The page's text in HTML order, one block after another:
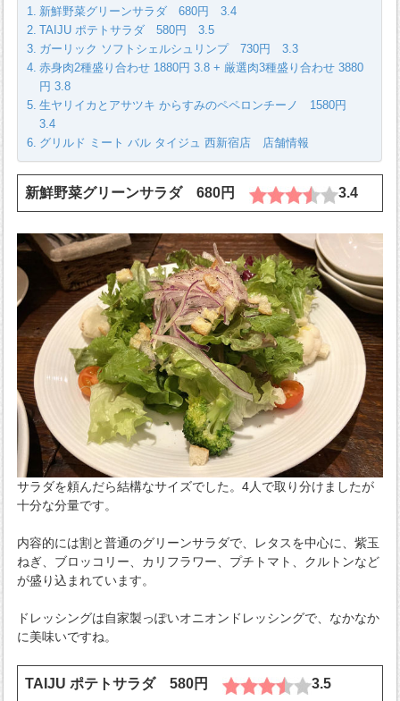
新鮮野菜グリーンサラダ 680円 3.4
TAIJU ポテトサラダ 580円 3.5
ガーリック ソフトシェルシュリンプ 730円 3.3
赤身肉2種盛り合わせ 1880円 3.8 + 厳選肉3種盛り合わせ 3880
円 3.8
生ヤリイカとアサツキ からすみのペペロンチーノ 1580円
3.4
グリルド ミート バル タイジュ 西新宿店 店舗情報
新鮮野菜グリーンサラダ 680円 3.4
サラダを頼んだら結構なサイズでした。4人で取り分けましたが
十分な分量です。
内容的には割と普通のグリーンサラダで、レタスを中心に、紫玉
ねぎ、ブロッコリー、カリフラワー、プチトマト、クルトンなど
が盛り込まれています。
ドレッシングは自家製っぽいオニオンドレッシングで、なかなか
に美味いですね。
TAIJU ポテトサラダ 580円 3.5